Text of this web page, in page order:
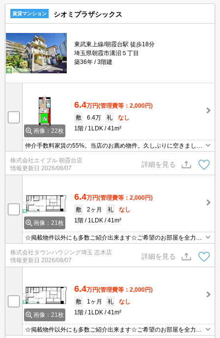
賃貸マンション シオミプラザシックス
東武東上線/朝霞台駅 徒歩18分
埼玉県朝霞市溝沼５丁目
築36年
3階建
画像：22枚
6.4万円(管理費等：2,000円)
敷
6.4万 礼
なし
1階
1LDK 41m²
仲介手数料家賃の55%。当店のお薦め物件。久しぶりに空きまし
た。TVインターホン付き。ガスコンロ設置可。温水洗浄便座付き。
室内洗濯機置場。収納たっぷり。買い物便利。生活環境良好。
株式会社エイブル 朝霞台店
情報更新日 2026/08/07
詳細を見る
画像：21枚
6.4万円(管理費等：2,000円)
敷
2ヶ月 礼
なし
1階
1LDK 41m²
☆掲載物件以外にも多数ご紹介出来ます☆ご希望のお部屋を全力で
お探しさせて頂きます♪
株式会社タウンハウジング埼玉 志木店
情報更新日 2026/08/07
詳細を見る
画像：21枚
6.4万円(管理費等：2,000円)
敷
1ヶ月 礼
なし
1階
1LDK 41m²
☆掲載物件以外にも多数ご紹介出来ます☆ご希望のお部屋を全力で